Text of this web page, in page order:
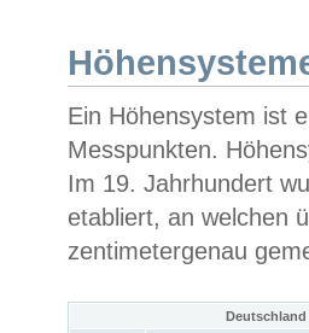
Ein Höhensystem ist
Messpunkten.
Im 19. Jahrhundert
etabliert, an welchen
zentimetergenau